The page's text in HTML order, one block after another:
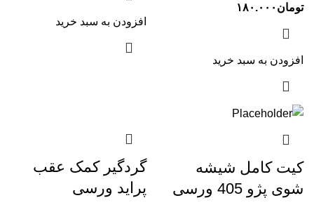
تومان ۱۸۰.۰۰۰
افزودن به سبد خرید
افزودن به سبد خرید
کیت کامل شیشه
شوی پژو 405 ورسی
گردگیر کمک عقب
پراید ورسی